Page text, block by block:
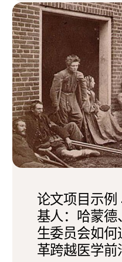
论文项目示
基人：哈蒙德
生委员会如
革跨越医学前